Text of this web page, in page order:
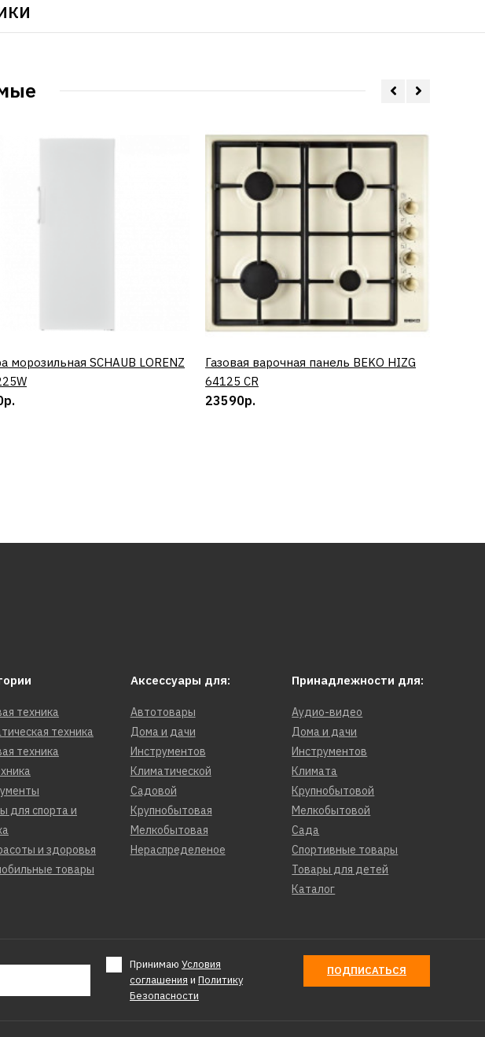
КУПИТЬ
морозильная SCHAUB LORENZ
КУПИТЬ
Газовая варочная панель BEKO HIZG
64125 CR
23590р.
техника
техника
техника
для спорта и
и здоровья
товары
Аксессуары для:
Автотовары
Дома и дачи
Инструментов
Климатической
Садовой
Крупнобытовая
Мелкобытовая
Нераспределеное
Принадлежности для:
Аудио-видео
Дома и дачи
Инструментов
Климата
Крупнобытовой
Мелкобытовой
Сада
Спортивные товары
Товары для детей
Каталог
Принимаю Условия
соглашения и Политику
Безопасности
ПОДПИСАТЬСЯ